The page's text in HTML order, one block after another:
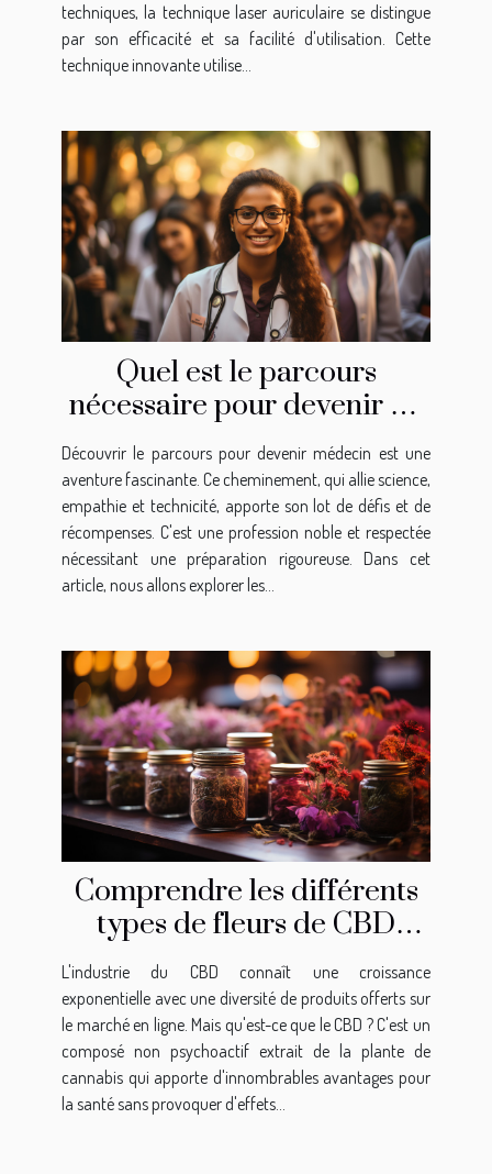
techniques, la technique laser auriculaire se distingue
par son efficacité et sa facilité d'utilisation. Cette
technique innovante utilise...
Quel est le parcours
nécessaire pour devenir un
médecin ?
Découvrir le parcours pour devenir médecin est une
aventure fascinante. Ce cheminement, qui allie science,
empathie et technicité, apporte son lot de défis et de
récompenses. C'est une profession noble et respectée
nécessitant une préparation rigoureuse. Dans cet
article, nous allons explorer les...
Comprendre les différents
types de fleurs de CBD
disponibles en ligne
L'industrie du CBD connaît une croissance
exponentielle avec une diversité de produits offerts sur
le marché en ligne. Mais qu'est-ce que le CBD ? C'est un
composé non psychoactif extrait de la plante de
cannabis qui apporte d'innombrables avantages pour
la santé sans provoquer d'effets...